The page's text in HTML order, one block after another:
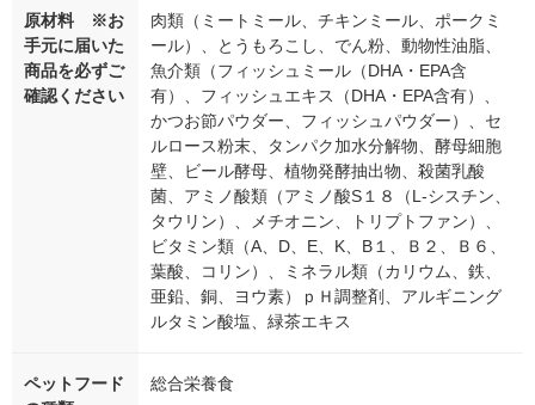
原材料 ※お
手元に届いた
商品を必ずご
確認ください
肉類（ミートミール、チキンミール、ポークミ
ール）、とうもろこし、でん粉、動物性油脂、
魚介類（フィッシュミール（DHA・EPA含
有）、フィッシュエキス（DHA・EPA含有）、
かつお節パウダー、フィッシュパウダー）、セ
ルロース粉末、タンパク加水分解物、酵母細胞
壁、ビール酵母、植物発酵抽出物、殺菌乳酸
菌、アミノ酸類（アミノ酸S１８（L-シスチン、
タウリン）、メチオニン、トリプトファン）、
ビタミン類（A、D、E、K、B１、Ｂ２、Ｂ６、
葉酸、コリン）、ミネラル類（カリウム、鉄、
亜鉛、銅、ヨウ素）ｐＨ調整剤、アルギニング
ルタミン酸塩、緑茶エキス
ペットフード
総合栄養食